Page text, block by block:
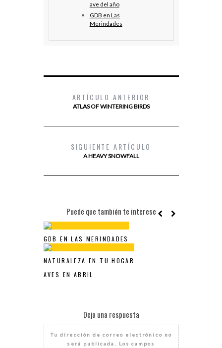
ave del año
GDB en Las
Merindades
ARTÍCULO ANTERIOR
ATLAS OF WINTERING BIRDS
SIGUIENTE ARTÍCULO
A HEAVY SNOWFALL
Puede que también te interese
GDB EN LAS MERINDADES
NATURALEZA EN TU HOGAR
AVES EN ABRIL
Deja una respuesta
Tu dirección de correo electrónico no
será publicada.
Los campos